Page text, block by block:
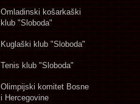
Omladinski košarkaški
klub "Sloboda"
Kuglaški klub "Sloboda"
Tenis klub "Sloboda"
Olimpijski komitet Bosne
i Hercegovine